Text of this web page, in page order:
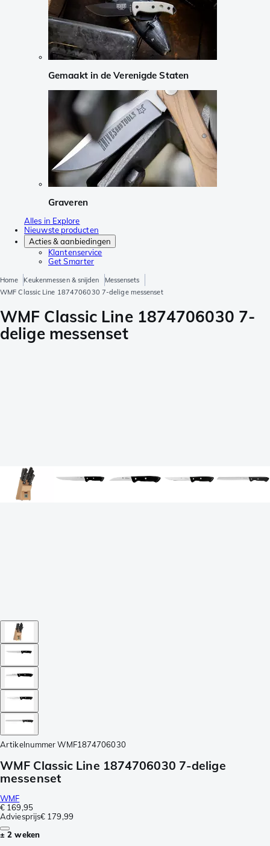
Gemaakt in de Verenigde Staten
Graveren
Alles in Explore
Nieuwste producten
Acties & aanbiedingen
Klantenservice
Get Smarter
Home Keukenmessen & snijden
Messensets
WMF Classic Line 1874706030 7-delige messenset
WMF Classic Line 1874706030 7-
delige messenset
Artikelnummer WMF1874706030
WMF Classic Line 1874706030 7-delige
messenset
WMF
€ 169,95
Adviesprijs€ 179,99
± 2 weken